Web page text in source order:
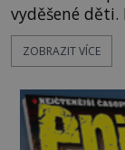
vyděšené
každé jiné, až
kůže má
kromě syrových bobů.
jednou z
po téměř
ZOBRAZIT VÍCE